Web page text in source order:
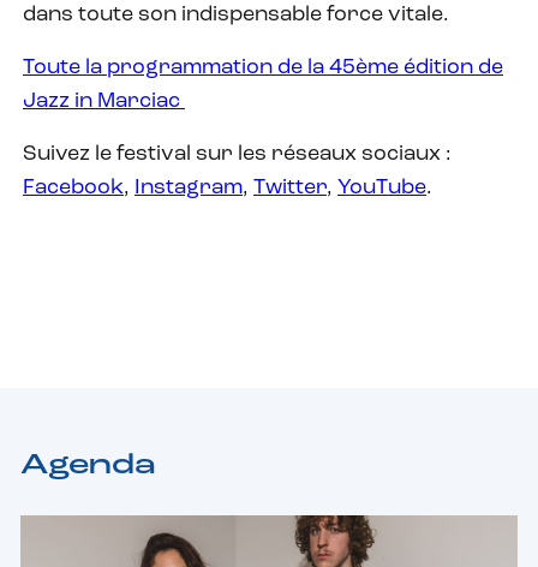
dans toute son indispensable force vitale.
Toute la programmation de la 45ème édition de
Jazz in Marciac
Suivez le festival sur les réseaux sociaux :
Facebook, Instagram, Twitter, YouTube.
Agenda